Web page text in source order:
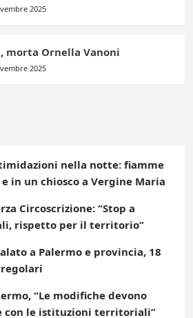
2025
morta Ornella Vanoni
2025
nella notte: fiamme
in un chiosco a Vergine Maria
Circoscrizione: “Stop a
rispetto per il territorio”
a Palermo e provincia, 18
“Le modifiche devono
con le istituzioni territoriali”